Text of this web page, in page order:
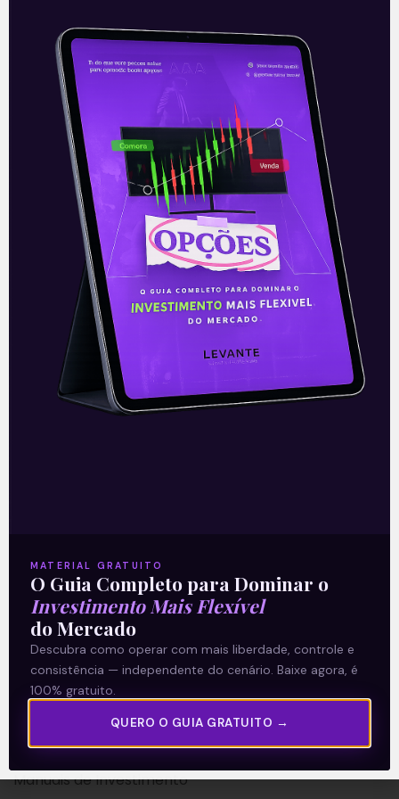
Tesla pode voltar a aceitar
Bitcoin
Neste domingo (13), o fundador da Tesla,
Elon Musk, publicou nas suas redes sociais
que a maior produtora de veículos
elétricos do mundo deve voltar
Leia mais
14/06/2021
Termos e Condições
Política de Privacidade
Explore
Artigos
E Eu Com Isso?
Vídeos no Youtube
Manuais de Investimento
MATERIAL GRATUITO
O Guia Completo para Dominar o
Investimento Mais Flexível
do Mercado
Descubra como operar com mais liberdade, controle e
consistência — independente do cenário. Baixe agora, é
100% gratuito.
QUERO O GUIA GRATUITO →